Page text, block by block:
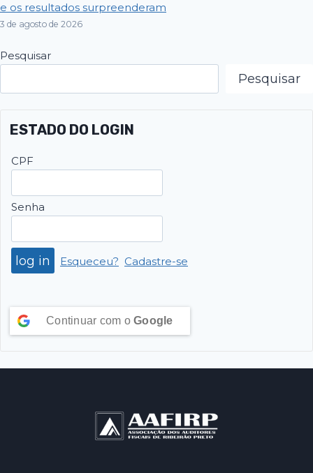
e os resultados surpreenderam
3 de agosto de 2026
Pesquisar
Pesquisar
ESTADO DO LOGIN
CPF
Senha
Esqueceu? Cadastre-se
Continuar com o Google